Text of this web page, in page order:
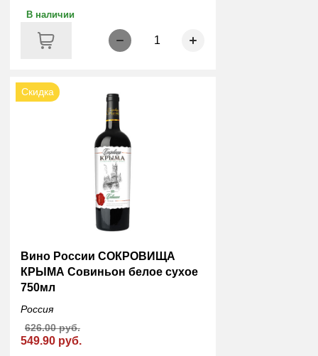
В наличии
1
Скидка
Вино России СОКРОВИЩА
КРЫМА Совиньон белое сухое
750мл
Россия
549.90 руб.
626.00 руб.